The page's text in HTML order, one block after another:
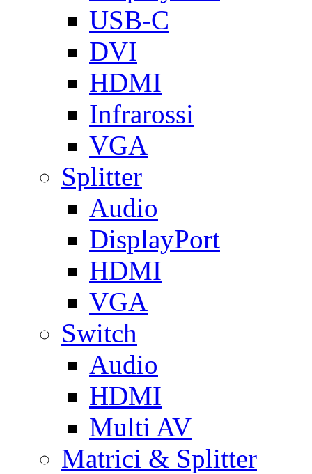
USB-C
DVI
HDMI
Infrarossi
VGA
Splitter
Audio
DisplayPort
HDMI
VGA
Switch
Audio
HDMI
Multi AV
Matrici & Splitter